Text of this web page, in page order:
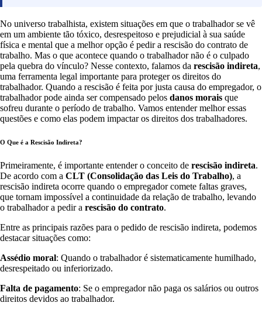
No universo trabalhista, existem situações em que o trabalhador se vê
em um ambiente tão tóxico, desrespeitoso e prejudicial à sua saúde
física e mental que a melhor opção é pedir a rescisão do contrato de
trabalho. Mas o que acontece quando o trabalhador não é o culpado
pela quebra do vínculo? Nesse contexto, falamos da rescisão indireta,
uma ferramenta legal importante para proteger os direitos do
trabalhador. Quando a rescisão é feita por justa causa do empregador, o
trabalhador pode ainda ser compensado pelos danos morais que
sofreu durante o período de trabalho. Vamos entender melhor essas
questões e como elas podem impactar os direitos dos trabalhadores.
O Que é a Rescisão Indireta?
Primeiramente, é importante entender o conceito de rescisão indireta.
De acordo com a CLT (Consolidação das Leis do Trabalho), a
rescisão indireta ocorre quando o empregador comete faltas graves,
que tornam impossível a continuidade da relação de trabalho, levando
o trabalhador a pedir a rescisão do contrato.
Entre as principais razões para o pedido de rescisão indireta, podemos
destacar situações como:
Assédio moral: Quando o trabalhador é sistematicamente humilhado,
desrespeitado ou inferiorizado.
Falta de pagamento: Se o empregador não paga os salários ou outros
direitos devidos ao trabalhador.